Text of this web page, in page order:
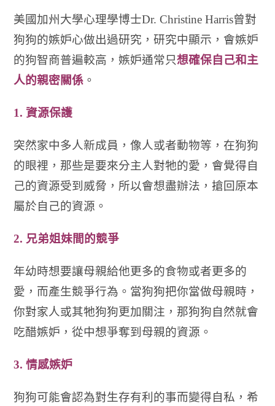
美國加州大學心理學博士Dr. Christine Harris曾對
狗狗的嫉妒心做出過研究，研究中顯示，會嫉妒
的狗智商普遍較高，嫉妒通常只想確保自己和主
人的親密關係 。
1. 資源保護
突然家中多人新成員，像人或者動物等，在狗狗
的眼裡，那些是要來分主人對牠的愛，會覺得自
己的資源受到威脅，所以會想盡辦法，搶回原本
屬於自己的資源。
2. 兄弟姐妹間的競爭
年幼時想要讓母親給他更多的食物或者更多的
愛，而產生競爭行為。當狗狗把你當做母親時，
你對家人或其牠狗狗更加關注，那狗狗自然就會
吃醋嫉妒，從中想爭奪到母親的資源。
3.情感嫉妒
狗狗可能會認為對生存有利的事而變得自私，希